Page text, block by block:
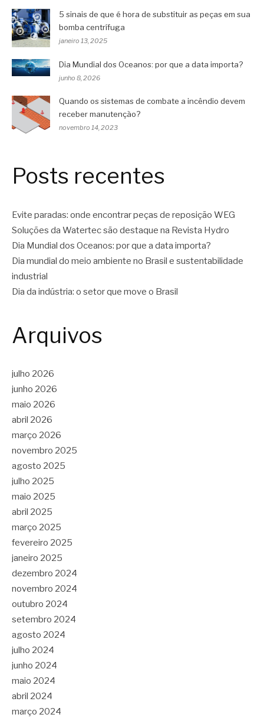
5 sinais de que é hora de substituir as peças em sua
bomba centrífuga
janeiro 13, 2025
Dia Mundial dos Oceanos: por que a data importa?
junho 8, 2026
Quando os sistemas de combate a incêndio devem
receber manutenção?
novembro 14, 2023
Posts recentes
Evite paradas: onde encontrar peças de reposição WEG
Soluções da Watertec são destaque na Revista Hydro
Dia Mundial dos Oceanos: por que a data importa?
Dia mundial do meio ambiente no Brasil e sustentabilidade
industrial
Dia da indústria: o setor que move o Brasil
Arquivos
julho 2026
junho 2026
maio 2026
abril 2026
março 2026
novembro 2025
agosto 2025
julho 2025
maio 2025
abril 2025
março 2025
fevereiro 2025
janeiro 2025
dezembro 2024
novembro 2024
outubro 2024
setembro 2024
agosto 2024
julho 2024
junho 2024
maio 2024
abril 2024
março 2024